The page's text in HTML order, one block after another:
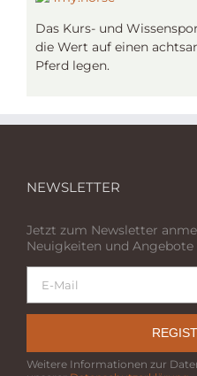
Das Kurs- und
die Wert auf einen
Pferd legen.
NEWSLETTER
Jetzt zum Newsletter
Neuigkeiten und Angebote
Weitere Informationen zur